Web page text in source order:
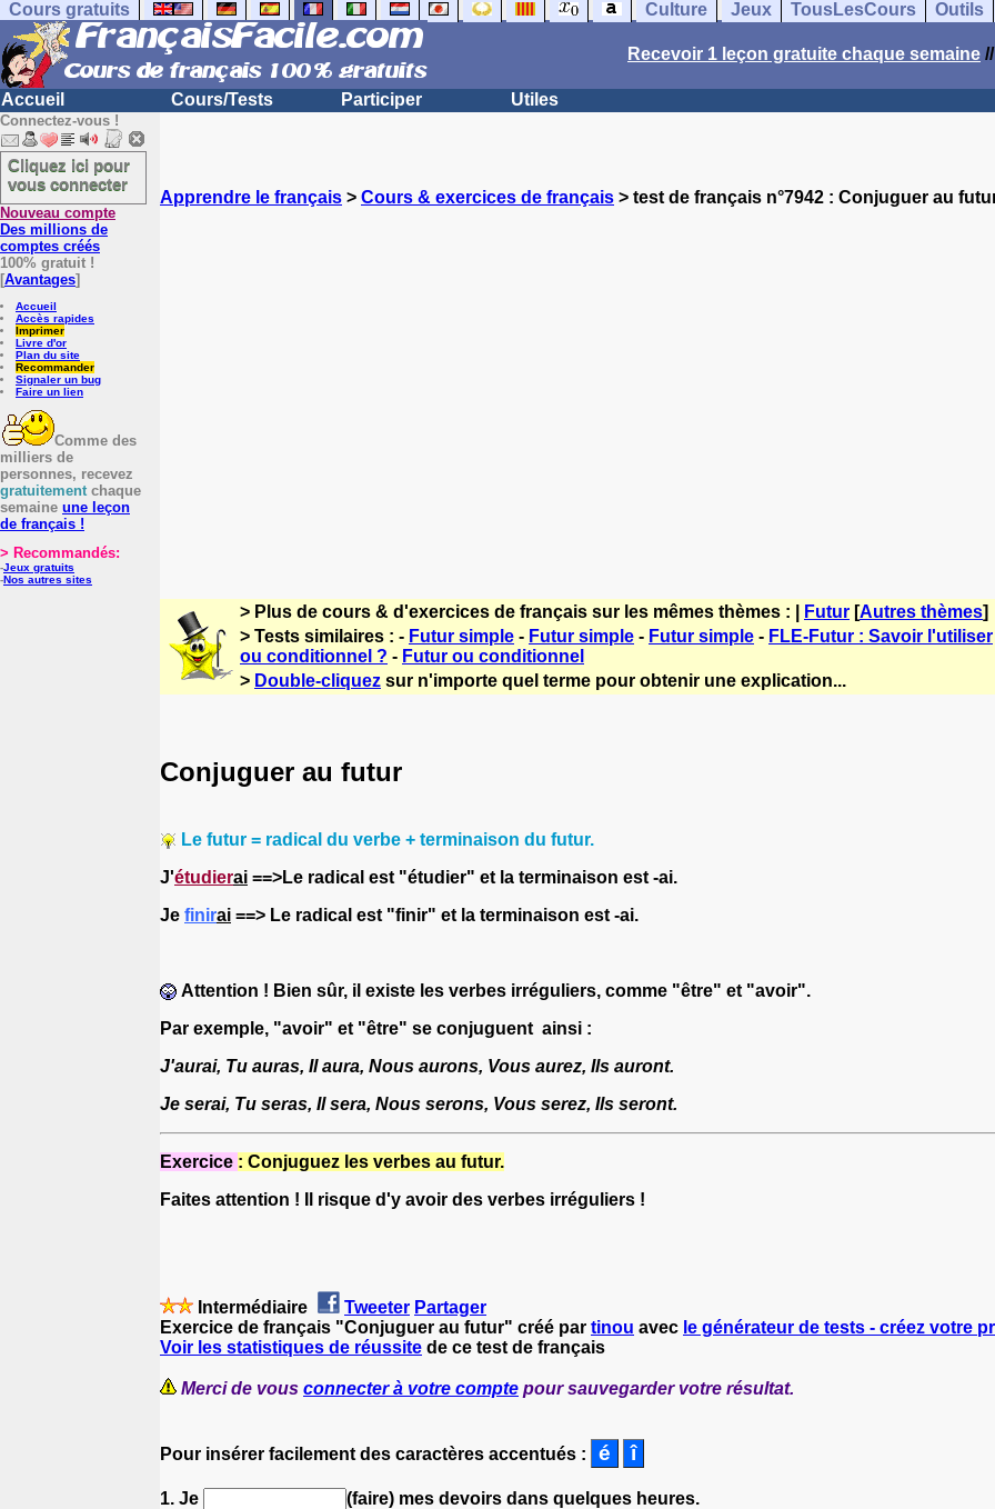
Cours gratuits Culture Jeux TousLesCours Outils
Recevoir 1 leçon gratuite chaque semaine
Accueil Cours/Tests Participer Utiles
Connectez-vous !
Cliquez ici pour
vous connecter
Nouveau compte
Des millions de
comptes créés
100% gratuit !
[Avantages]
Accueil
Accès rapides
Imprimer
Livre d'or
Plan du site
Recommander
Signaler un bug
Faire un lien
Comme des
milliers de
personnes, recevez
gratuitementchaque
semaine une leçon
de français !
> Recommandés:
-Jeux gratuits
-Nos autres sites
Apprendre le français > Cours & exercices de français > test de français n°7942 : Conjuguer au
> Plus de cours & d'exercices de français sur les mêmes thèmes : | Futur [Autres thèmes]
> Tests similaires : - Futur simple - Futur simple - Futur simple - FLE-Futur : Savoir l'utiliser
ou conditionnel ? - Futur ou conditionnel
> Double-cliquez sur n'importe quel terme pour obtenir une explication...
Conjuguer au futur
Le futur = radical du verbe + terminaison du futur.
J'étudierai ==>Le radical est "étudier" et la terminaison est -ai.
Je finirai ==> Le radical est "finir" et la terminaison est -ai.
Attention ! Bien sûr, il existe les verbes irréguliers, comme "être" et "avoir".
Par exemple, "avoir" et "être" se conjuguent ainsi :
J'aurai, Tu auras, Il aura, Nous aurons, Vous aurez, Ils auront.
Je serai, Tu seras, Il sera, Nous serons, Vous serez, Ils seront.
Exercice : Conjuguez les verbes au futur.
Faites attention ! Il risque d'y avoir des verbes irréguliers !
Intermédiaire Tweeter Partager
Exercice de français "Conjuguer au futur" créé par tinou avec le générateur de tests - créez votre
Voir les statistiques de réussite de ce test de français
Merci de vous connecter à votre compte pour sauvegarder votre résultat.
Pour insérer facilement des caractères accentués :
1. Je (faire) mes devoirs dans quelques heures.